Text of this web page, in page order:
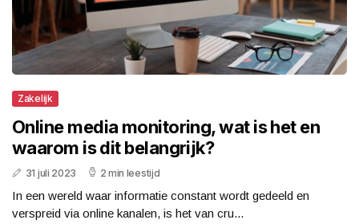
Zakelijk
Online media monitoring, wat is het en
waarom is dit belangrijk?
31 juli 2023 2 min leestijd
In een wereld waar informatie constant wordt gedeeld en
verspreid via online kanalen, is het van cru...